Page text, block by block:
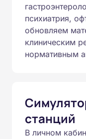
психиатрия,
обновляем
клиническим
нормативным
станций
В личном